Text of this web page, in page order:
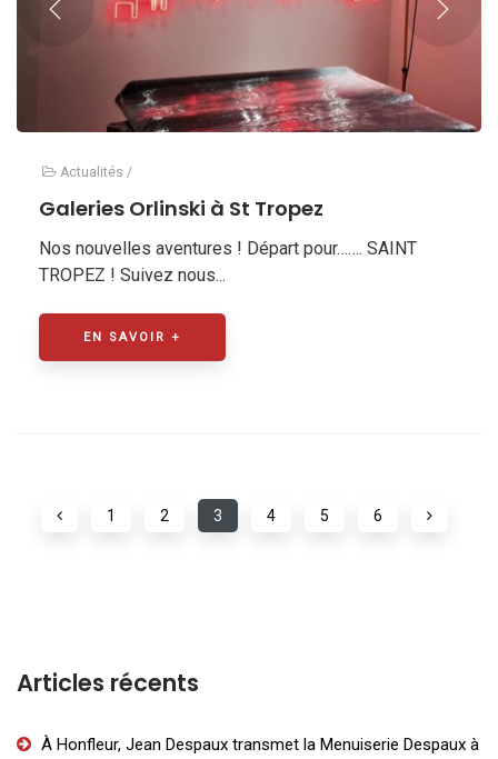
Actualités /
Galeries Orlinski à St Tropez
Nos nouvelles aventures ! Départ pour……. SAINT
TROPEZ ! Suivez nous...
EN SAVOIR +
1 2 3 4 5 6
Articles récents
À Honfleur, Jean Despaux transmet la Menuiserie Despaux à